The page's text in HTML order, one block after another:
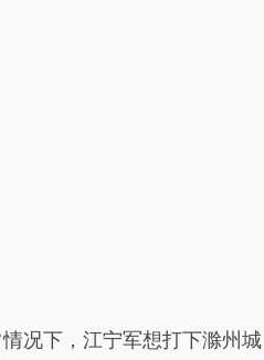
况下，江宁军想打下滁州